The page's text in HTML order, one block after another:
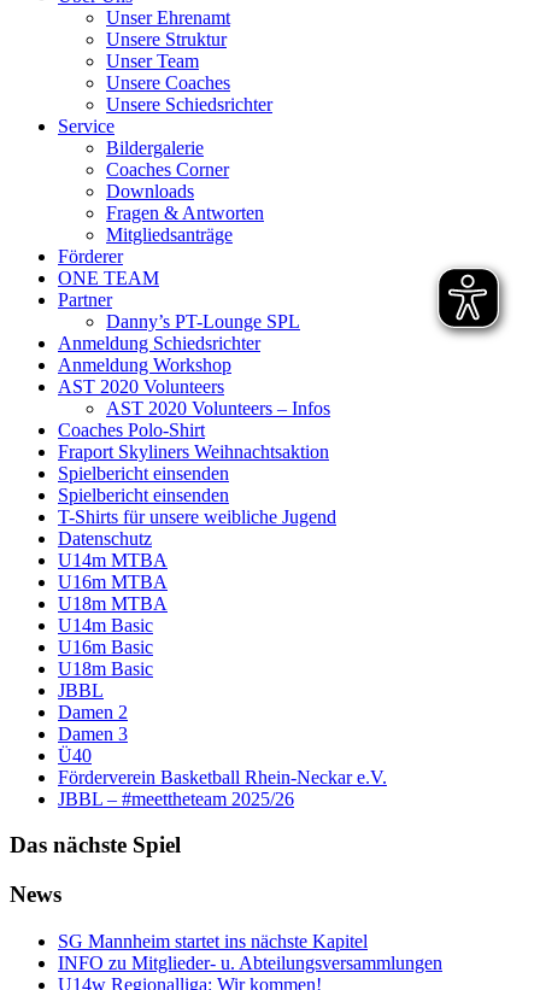
Unser Ehrenamt
Unsere Struktur
Unser Team
Unsere Coaches
Unsere Schiedsrichter
Service
Bildergalerie
Coaches Corner
Downloads
Fragen & Antworten
Mitgliedsanträge
Förderer
ONE TEAM
Partner
Danny’s PT-Lounge SPL
Anmeldung Schiedsrichter
Anmeldung Workshop
AST 2020 Volunteers
AST 2020 Volunteers – Infos
Coaches Polo-Shirt
Fraport Skyliners Weihnachtsaktion
Spielbericht einsenden
Spielbericht einsenden
T-Shirts für unsere weibliche Jugend
Datenschutz
U14m MTBA
U16m MTBA
U18m MTBA
U14m Basic
U16m Basic
U18m Basic
JBBL
Damen 2
Damen 3
Ü40
Förderverein Basketball Rhein-Neckar e.V.
JBBL – #meettheteam 2025/26
Das nächste Spiel
News
SG Mannheim startet ins nächste Kapitel
INFO zu Mitglieder- u. Abteilungsversammlungen
U14w Regionalliga: Wir kommen!